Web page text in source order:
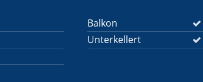
Balkon
Unterkellert